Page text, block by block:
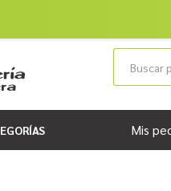
Mis